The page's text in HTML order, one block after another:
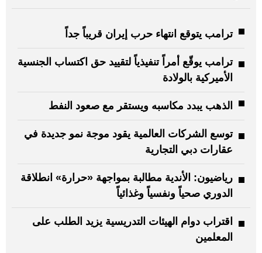
ترامب يتوقع انتهاء حرب إيران قريباً جداً
ترامب يوقّع أمراً تنفيذياً لتقييد حق اكتساب الجنسية
الأميركية بالولادة
الذهب يبدد مكاسبه ويستقر مع صعود النفط
توسع الشركات العالمية يقود موجة نمو جديدة في
عقارات دبي التجارية
رياضيون: الأندية مطالبة بمواجهة «حرارة» انطلاقة
الدوري صحياً ونفسياً وغذائياً
اقتراب دوام الهيئات التدريسية يزيد الطلب على
المعلمين